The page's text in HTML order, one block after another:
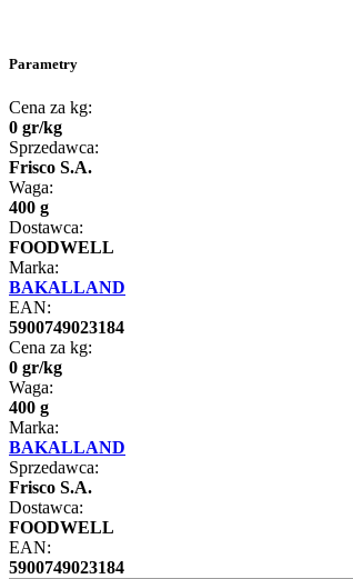
Parametry
Cena za kg:
0 gr/kg
Sprzedawca:
Frisco S.A.
Waga:
400 g
Dostawca:
FOODWELL
Marka:
BAKALLAND
EAN:
5900749023184
Cena za kg:
0 gr/kg
Waga:
400 g
Marka:
BAKALLAND
Sprzedawca:
Frisco S.A.
Dostawca:
FOODWELL
EAN:
5900749023184